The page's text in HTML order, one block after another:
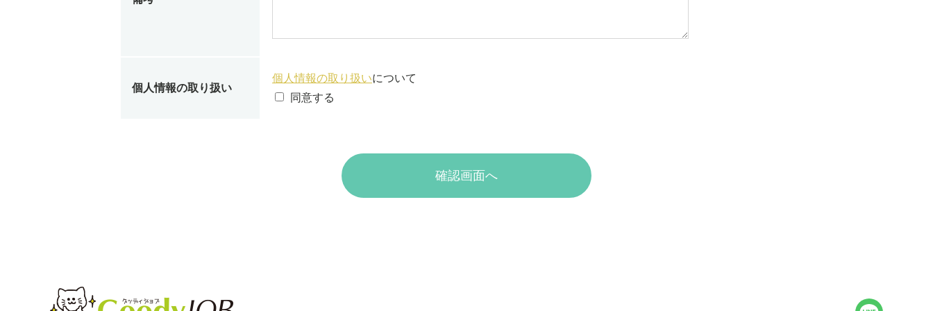
個人情報の取り扱い
個人情報の取り扱いについて
同意する
確認画面へ